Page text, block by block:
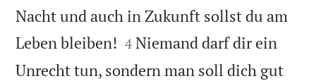
Nacht und auch in Zukunft sollst du am
Leben bleiben! 

4 Niemand darf dir ein
Unrecht tun, sondern man soll dich gut